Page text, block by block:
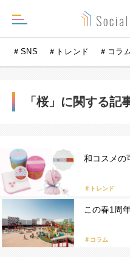
＃SNS ＃トレンド ＃コラ
「桜」に関する記
和コスメの
＃トレンド
この春1周
＃コラム